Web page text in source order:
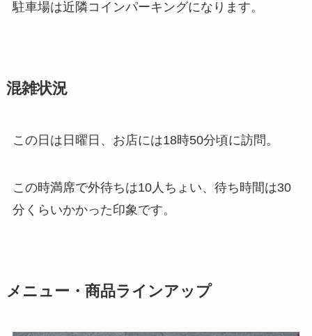
駐車場は近隣コインパーキングになります。
混雑状況
この日は日曜日、お店には18時50分頃に訪問。
この時満席で外待ちは10人ちょい、待ち時間は30
分くらいかかった印象です。
メニュー・商品ラインアップ